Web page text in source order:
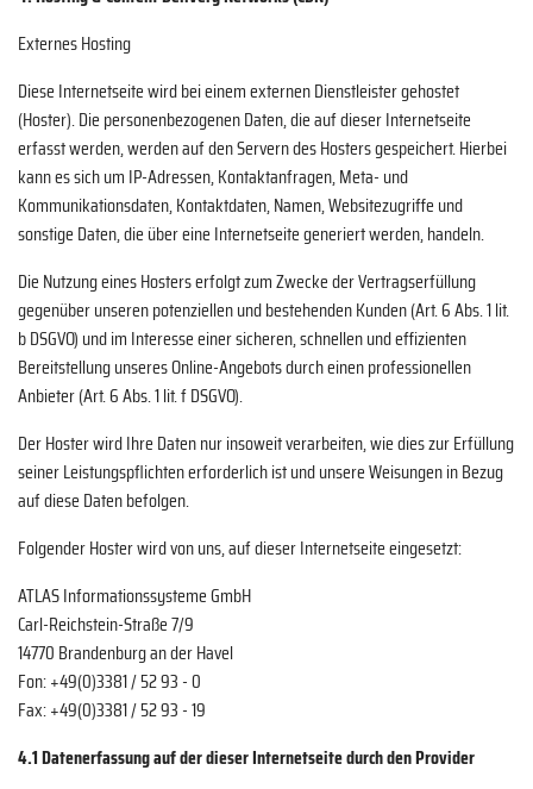
Externes Hosting
Diese Internetseite wird bei einem externen Dienstleister gehostet
(Hoster). Die personenbezogenen Daten, die auf dieser Internetseite
erfasst werden, werden auf den Servern des Hosters gespeichert. Hierbei
kann es sich um IP-Adressen, Kontaktanfragen, Meta- und
Kommunikationsdaten, Kontaktdaten, Namen, Websitezugriffe und
sonstige Daten, die über eine Internetseite generiert werden, handeln.
Die Nutzung eines Hosters erfolgt zum Zwecke der Vertragserfüllung
gegenüber unseren potenziellen und bestehenden Kunden (Art. 6 Abs. 1 lit.
b DSGVO) und im Interesse einer sicheren, schnellen und effizienten
Bereitstellung unseres Online-Angebots durch einen professionellen
Anbieter (Art. 6 Abs. 1 lit. f DSGVO).
Der Hoster wird Ihre Daten nur insoweit verarbeiten, wie dies zur Erfüllung
seiner Leistungspflichten erforderlich ist und unsere Weisungen in Bezug
auf diese Daten befolgen.
Folgender Hoster wird von uns, auf dieser Internetseite eingesetzt:
ATLAS Informationssysteme GmbH
Carl-Reichstein-Straße 7/9
14770 Brandenburg an der Havel
Fon: +49(0)3381 / 52 93 - 0
Fax: +49(0)3381 / 52 93 - 19
4.1 Datenerfassung auf der dieser Internetseite durch den Provider